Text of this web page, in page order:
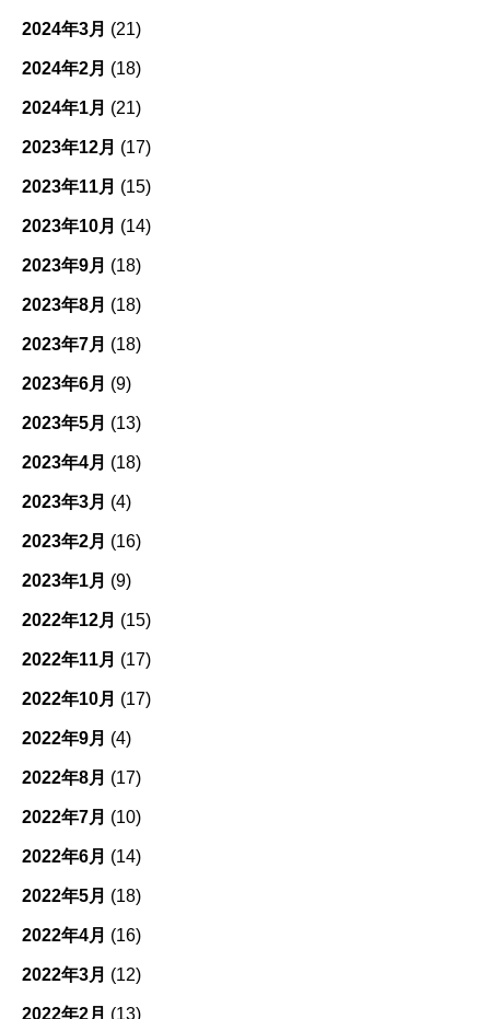
2024年3月 (21)
2024年2月 (18)
2024年1月 (21)
2023年12月 (17)
2023年11月 (15)
2023年10月 (14)
2023年9月 (18)
2023年8月 (18)
2023年7月 (18)
2023年6月 (9)
2023年5月 (13)
2023年4月 (18)
2023年3月 (4)
2023年2月 (16)
2023年1月 (9)
2022年12月 (15)
2022年11月 (17)
2022年10月 (17)
2022年9月 (4)
2022年8月 (17)
2022年7月 (10)
2022年6月 (14)
2022年5月 (18)
2022年4月 (16)
2022年3月 (12)
2022年2月 (13)